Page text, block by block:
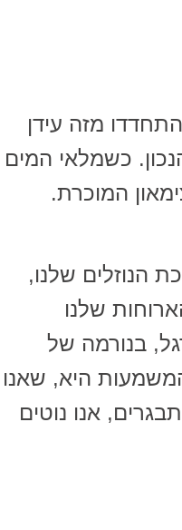
מזה עידן
כשמלאי המים
המוכרת.
הנוזלים שלנו,
שלנו
בנורמה של
היא, שאנו
אנו נוטים